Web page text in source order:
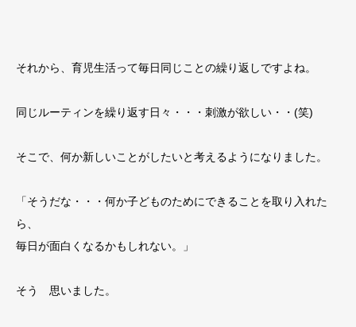
それから、育児生活って毎日同じことの繰り返しですよね。
同じルーティンを繰り返す日々・・・刺激が欲しい・・(笑)
そこで、何か新しいことがしたいと考えるようになりました。
「そうだな・・・何か子どものためにできることを取り入れた
ら、
毎日が面白くなるかもしれない。」
そう 思いました。